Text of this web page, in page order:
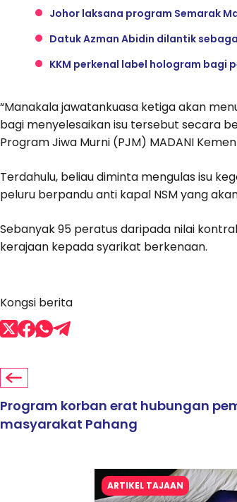
Johor laksana program Semarak
Datuk Azman Abidin dilantik
KKM perkenal label hologram
“Manakala jawatankuasa ketiga akan
bagi menyelesaikan isu tersebut secara
Program Jiwa Murni (PJM) MADANI
Terdahulu, beliau diminta mengulas isu
peluru berpandu anti kapal NSM yang
Sebanyak 95 peratus daripada nilai
kerajaan kepada syarikat berkenaan.
Kongsi berita
Program korban erat hubungan
masyarakat Pahang
ARTIKEL TAJAAN